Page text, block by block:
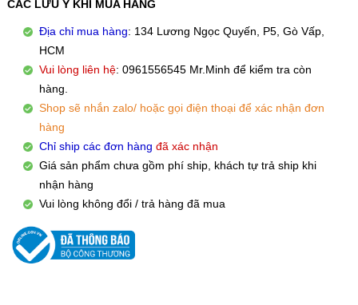
CÁC LƯU Ý KHI MUA HÀNG
Địa chỉ mua hàng: 134 Lương Ngọc Quyến, P5, Gò Vấp,
HCM
Vui lòng liên hệ: 0961556545 Mr.Minh để kiểm tra còn
hàng.
Shop sẽ nhắn zalo/ hoặc gọi điện thoại để xác nhận đơn
hàng
Chỉ ship các đơn hàng đã xác nhận
Giá sản phẩm chưa gồm phí ship, khách tự trả ship khi
nhận hàng
Vui lòng không đổi / trả hàng đã mua